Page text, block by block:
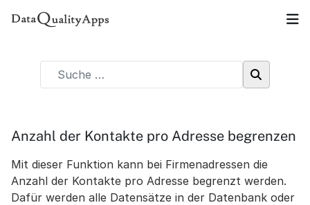
Anzahl der Kontakte pro Adresse begrenzen
Mit dieser Funktion kann bei Firmenadressen die
Anzahl der Kontakte pro Adresse begrenzt werden.
Dafür werden alle Datensätze in der Datenbank oder